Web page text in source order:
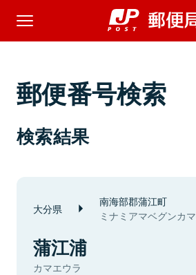
郵便番号検索
検索結果
大分県 南海部郡蒲江町
ミナミアマベグンカ
蒲江浦
カマエウラ